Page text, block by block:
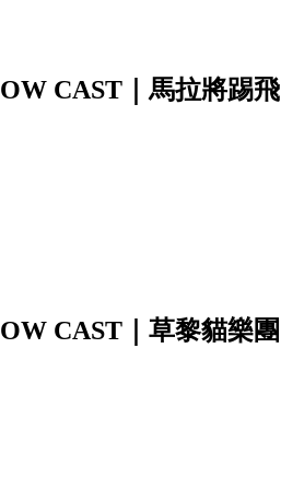
CAST｜馬拉將踢飛
CAST｜草黎貓樂團